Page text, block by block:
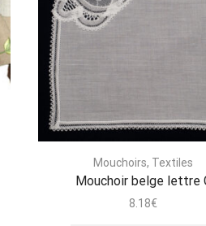
Mouchoirs, Textiles
Mouchoir belge lettre
8.18€